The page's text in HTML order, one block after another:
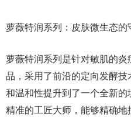
萝薇特润系列：皮肤微生态的
萝薇特润系列是针对敏肌的
品，采用了前沿的定向发酵
和温和性提升到了一个全新
精准的工匠大师，能够精确